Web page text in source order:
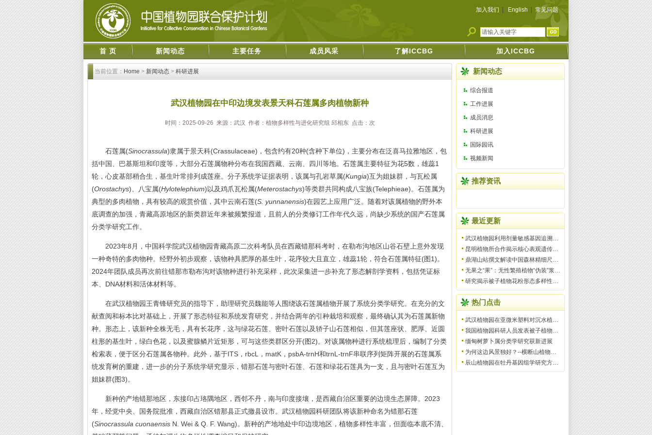
加入我们 English 常见问题
首 页 新闻动态 主要任务 成员风采 了解ICCBG 加入ICCBG
当前位置： Home > 新闻动态 > 科研进展
武汉植物园在中印边境发表景天科石莲属多肉植物新种
时间：2025-09-26 来源：武汉 作者：​植物多样性与进化研究组 邱相东 点击： 次
石莲属(Sinocrassula)隶属于景天科(Crassulaceae)，包含约有20种(含种下单位)，主要分布在泛喜马拉雅地区，包
括中国、巴基斯坦和印度等，大部分石莲属物种分布在我国西藏、云南、四川等地。石莲属主要特征为花5数，雄蕊1
轮，心皮基部稍合生，基生叶常排列成莲座。分子系统学证据表明，该属与孔岩草属(Kungia)互为姐妹群，与瓦松属
(Orostachys)、八宝属(Hylotelephium)以及鸡爪瓦松属(Meterostachys)等类群共同构成八宝族(Telephieae)。石莲属为
典型的多肉植物，具有较高的观赏价值，其中云南石莲(S. yunnanensis)在园艺上应用广泛。随着对该属植物的野外本
底调查的加强，青藏高原地区的新类群近年来被频繁报道，且前人的分类修订工作年代久远，尚缺少系统的国产石莲属
分类学研究工作。
2023年8月，中国科学院武汉植物园青藏高原二次科考队员在西藏错那科考时，在勒布沟地区山谷石壁上意外发现
一种奇特的多肉物种。经野外初步观察，该物种具肥厚的基生叶，花序较大且直立，雄蕊1轮，符合石莲属特征(图1)。
2024年团队成员再次前往错那市勒布沟对该物种进行补充采样，此次采集进一步补充了形态解剖学资料，包括凭证标
本、DNA材料和活体材料等。
在武汉植物园王青锋研究员的指导下，助理研究员魏能等人围绕该石莲属植物开展了系统分类学研究。在充分的文
献查阅和标本比对基础上，开展了形态特征和系统发育研究，并结合两年的引种栽培和观察，最终确认其为石莲属新物
种。形态上，该新种全株无毛，具有长花序，这与绿花石莲、密叶石莲以及轿子山石莲相似，但其莲座状、肥厚、近圆
柱形的基生叶，绿白色花，以及蜜腺鳞片近矩形，可与这些类群区分开(图2)。对该属物种进行系统梳理后，编制了分类
检索表，便于区分石莲属各物种。此外，基于ITS，rbcL，matK，psbA-trnH和trnL-trnF串联序列矩阵开展的石莲属系
统发育树的重建，进一步的分子系统学研究显示，错那石莲与密叶石莲、石莲和绿花石莲具为一支，且与密叶石莲互为
姐妹群(图3)。
新种的产地错那地区，东接印占珞隅地区，西邻不丹，南与印度接壤，是西藏自治区重要的边境生态屏障。2023
年，经党中央、国务院批准，西藏自治区错那县正式撤县设市。武汉植物园科研团队将该新种命名为‌错那石莲
(Sinocrassula cuonaensis N. Wei & Q. F. Wang)。新种的产地地处中印边境地区，植物多样性丰富，但面临本底不清、
新闻动态
综合报道
工作进展
成员消息
科研进展
国际园讯
视频新闻
推荐资讯
最近更新
武汉植物园利用剂量敏感基因追溯被子植物和种子植物祖先
昆明植物所合作揭示核心表观遗传调控复合物的二聚化新机
鼎湖山站撰文解读中国森林精细尺度多样性格局与过程
无果之“果”：无性繁殖植物“伪装”浆果，借鸟远行
研究揭示被子植物花粉形态多样性的脉冲式演化模式
热门点击
武汉植物园在亚微米塑料对沉水植物的影响机制研究中取得
我国植物园科研人员发表被子植物一新科——美丽桐科（Wigh
缅甸树萝卜属分类学研究获新进展
为何这边风景独好？--横断山植物多样性形成机制
辰山植物园在牡丹基因组学研究方面获得里程碑式的标志性